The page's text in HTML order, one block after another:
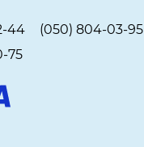
44
(050) 804-03-95
75